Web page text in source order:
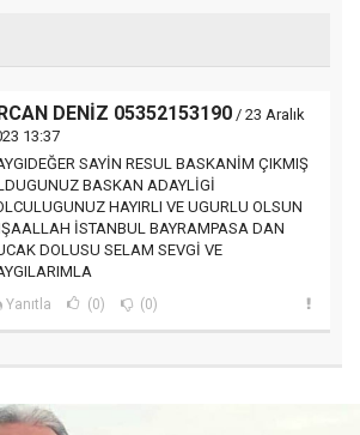
DENİZ 05352153190 / 23 Aralık
13:37
SAYİN RESUL BASKANİM ÇIKMIŞ
BASKAN ADAYLİGİ
HAYIRLI VE UGURLU OLSUN
İSTANBUL BAYRAMPASA DAN
DOLUSU SELAM SEVGİ VE
Yanıtla (0) (0)